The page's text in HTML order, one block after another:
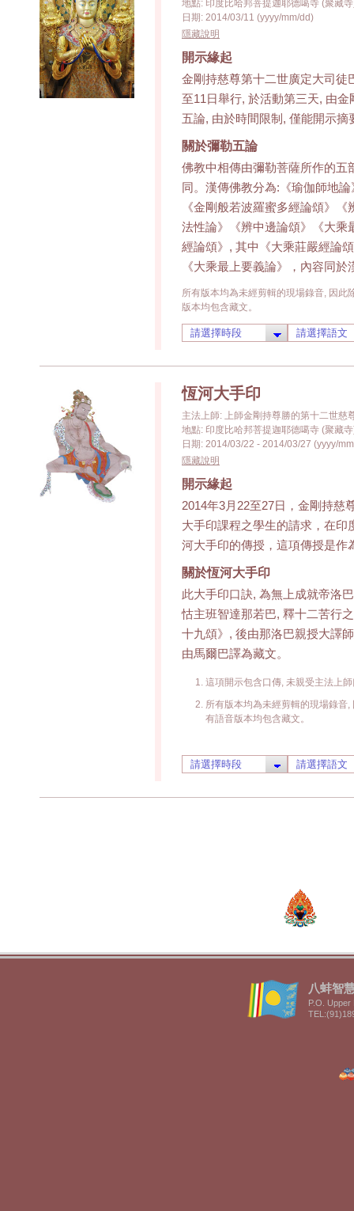
地點: 印度比哈邦菩提迦耶德噶寺 (聚藏
日期: 2014/03/11 (yyyy/mm/dd)
隱藏說明
開示緣起
金剛持慈尊第十二世廣定大司徒
至11日舉行, 於活動第三天, 由
五論, 由於時間限制, 僅能開示摘
關於彌勒五論
佛教中相傳由彌勒菩薩所作的五
同。漢傳佛教分為:《瑜伽師地
《金剛般若波羅蜜多經論頌》
法性論》《辨中邊論頌》《大乘
經論頌》, 其中《大乘莊嚴經論
《大乘最上要義論》，內容同
所有版本均為未經剪輯的現場錄音, 因此
版本均包含藏文。
恆河大手印
主法上師: 上師金剛持尊勝的第十二世慈
地點: 印度比哈邦菩提迦耶德噶寺 (聚藏
日期: 2014/03/22 - 2014/03/27 (yyyy/
隱藏說明
開示緣起
2014年3月22至27日，金剛持慈
大手印課程之學生的請求，在
河大手印的傳授，這項傳授是作
關於恆河大手印
此大手印口訣, 為無上成就帝洛
怙主班智達那若巴, 釋十二苦行
十九頌》, 後由那洛巴親授大譯
由馬爾巴譯為藏文。
這項開示包含口傳, 未親受主法上
所有版本均為未經剪輯的現場錄音
有語音版本均包含藏文。
八蚌智
P.O. Upper